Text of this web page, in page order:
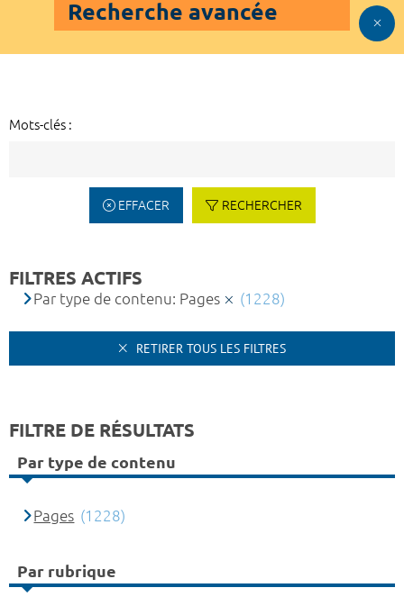
Recherche avancée
Mots-clés :
EFFACER RECHERCHER
FILTRES ACTIFS
Par type de contenu: Pages (1228)
RETIRER TOUS LES FILTRES
FILTRE DE RÉSULTATS
Par type de contenu
Pages (1228)
Par rubrique